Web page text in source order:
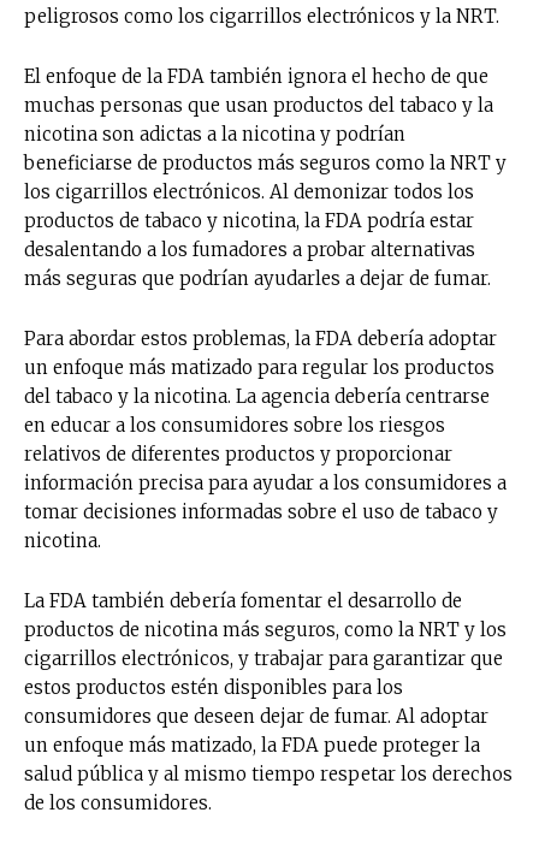
peligrosos como los cigarrillos electrónicos y la NRT.
El enfoque de la FDA también ignora el hecho de que
muchas personas que usan productos del tabaco y la
nicotina son adictas a la nicotina y podrían
beneficiarse de productos más seguros como la NRT y
los cigarrillos electrónicos. Al demonizar todos los
productos de tabaco y nicotina, la FDA podría estar
desalentando a los fumadores a probar alternativas
más seguras que podrían ayudarles a dejar de fumar.
Para abordar estos problemas, la FDA debería adoptar
un enfoque más matizado para regular los productos
del tabaco y la nicotina. La agencia debería centrarse
en educar a los consumidores sobre los riesgos
relativos de diferentes productos y proporcionar
información precisa para ayudar a los consumidores a
tomar decisiones informadas sobre el uso de tabaco y
nicotina.
La FDA también debería fomentar el desarrollo de
productos de nicotina más seguros, como la NRT y los
cigarrillos electrónicos, y trabajar para garantizar que
estos productos estén disponibles para los
consumidores que deseen dejar de fumar. Al adoptar
un enfoque más matizado, la FDA puede proteger la
salud pública y al mismo tiempo respetar los derechos
de los consumidores.